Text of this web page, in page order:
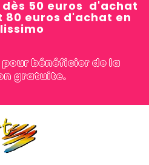
50 euros d'achat
80 euros d'achat en
pour bénéficier de la
gratuite.